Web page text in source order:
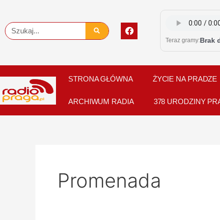
content
Szukaj
F
a
c
o
o
k
Teraz gramy:Brak
STRONA GŁÓWNA ŻYCIE NA PRADZE
ARCHIWUM RADIA 378 URODZINY
Promenada